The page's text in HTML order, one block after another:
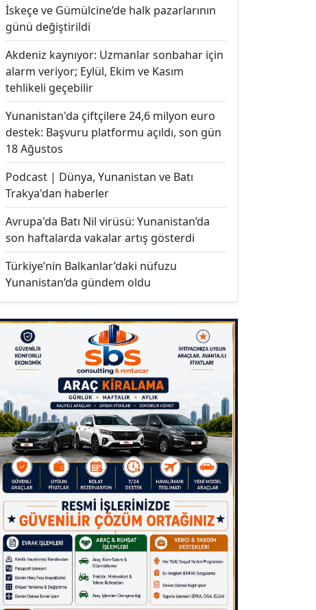
İskeçe ve Gümülcine’de halk pazarlarının
günü değiştirildi
Akdeniz kaynıyor: Uzmanlar sonbahar için
alarm veriyor; Eylül, Ekim ve Kasım
tehlikeli geçebilir
Yunanistan'da çiftçilere 24,6 milyon euro
destek: Başvuru platformu açıldı, son gün
18 Ağustos
Podcast | Dünya, Yunanistan ve Batı
Trakya'dan haberler
Avrupa'da Batı Nil virüsü: Yunanistan’da
son haftalarda vakalar artış gösterdi
Türkiye’nin Balkanlar’daki nüfuzu
Yunanistan’da gündem oldu